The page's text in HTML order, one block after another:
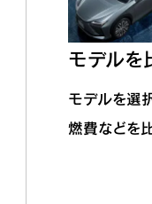
モデルを
モデルを選
燃費などを